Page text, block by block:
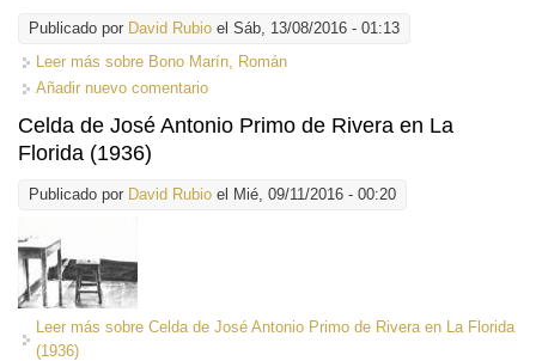
Publicado por David Rubio el Sáb, 13/08/2016 - 01:13
Leer más sobre Bono Marín, Román
Añadir nuevo comentario
Celda de José Antonio Primo de Rivera en La
Florida (1936)
Publicado por David Rubio el Mié, 09/11/2016 - 00:20
Leer más sobre Celda de José Antonio Primo de Rivera en La Florida
(1936)